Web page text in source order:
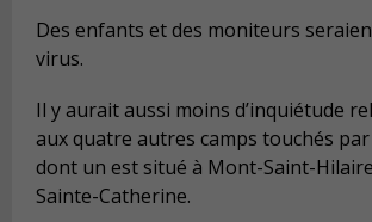
Des enfants et des moniteurs
virus.
Il y aurait aussi moins d’inquiétude
aux quatre autres camps touchés
dont un est situé à Mont-Saint-
Sainte-Catherine.